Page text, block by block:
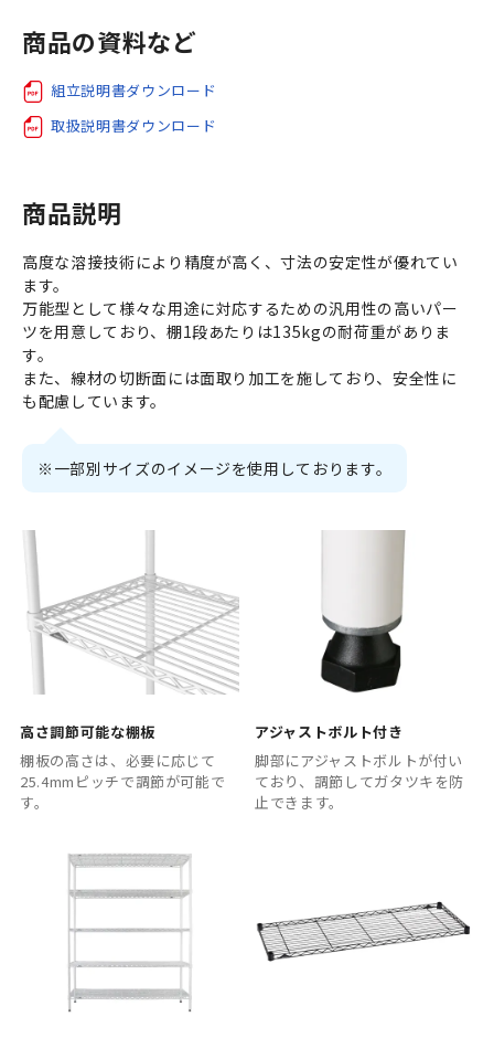
商品の資料など
組立説明書ダウンロード
取扱説明書ダウンロード
商品説明
高度な溶接技術により精度が高く、寸法の安定性が優れてい
ます。
万能型として様々な用途に対応するための汎用性の高いパー
ツを用意しており、棚1段あたりは135kgの耐荷重がありま
す。
また、線材の切断面には面取り加工を施しており、安全性に
も配慮しています。
※一部別サイズのイメージを使用しております。
高さ調節可能な棚板
棚板の高さは、必要に応じて
25.4mmピッチで調節が可能で
す。
アジャストボルト付き
脚部にアジャストボルトが付い
ており、調節してガタツキを防
止できます。